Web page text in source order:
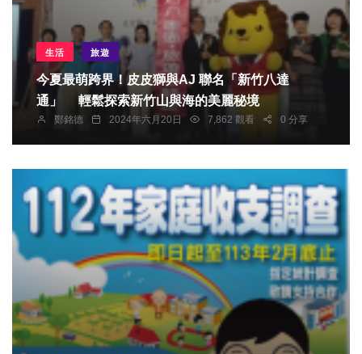
生活 旅遊
今夏最萌跨界！皮皮獅與AJ 聯名「新竹八達
通」 輕鬆探索新竹山與海的美麗秘境
鄭銘德 2024年六月20日 7,862 觀看 0 分享